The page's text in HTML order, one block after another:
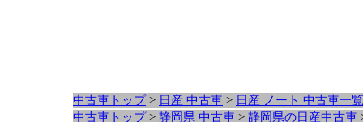
中古車トップ> 日産 中古車 > 日産 ノート 中古車一覧
中古車トップ> 静岡県 中古車 > 静岡県の日産中古車